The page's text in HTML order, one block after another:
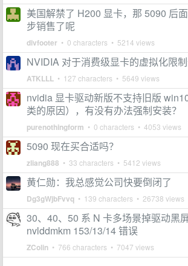
美国解禁了 H200 显卡，那 5090 后
步销售了呢
divfooter • 0 characters • 5214 views
NVIDIA 对于消费级显卡的虚拟化限
ATKLLL • 127 characters • 5649 views
nvidia 显卡驱动新版不支持旧版
类的原因），有没有办法强制安装？
purenothingform • 0 characters • 4053 views
5090 现在买合适吗？
zliang888 • 33 characters • 5412 views
黄仁勋：我总感觉公司快要倒闭了
Dg3gWjbFvvq • 139 characters • 26738 views
30、40、50 系 N 卡多场景掉驱动黑屏
nvlddmkm 153/13/14 错误
ZColin • 766 characters • 7047 views